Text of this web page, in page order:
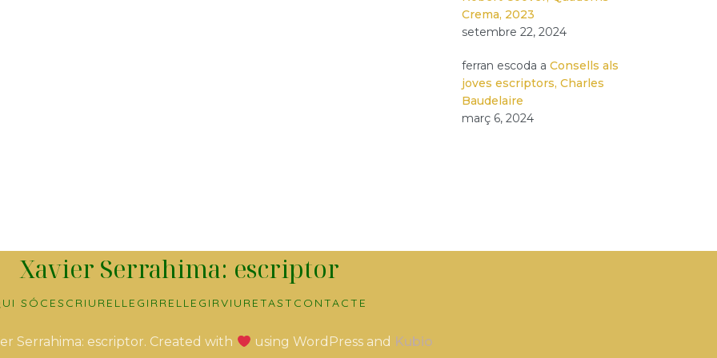
Crema, 2023
setembre 22, 2024
ferran escoda a Consells als
joves escriptors, Charles
Baudelaire
març 6, 2024
Xavier Serrahima: escriptor
SÓC ESCRIURE LLEGIRRELLEGIRVIURETAST CONTACTE
Serrahima: escriptor. Created with using WordPress and Kubio